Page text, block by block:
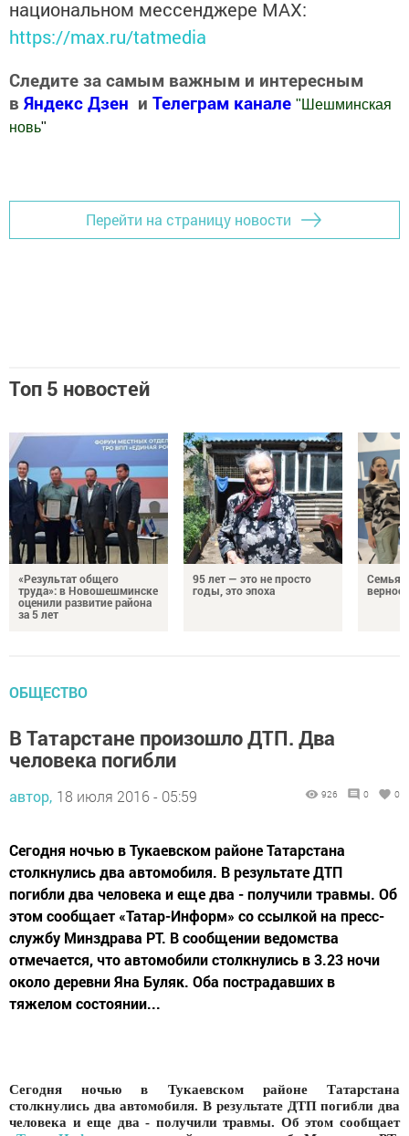
национальном мессенджере MАХ:
https://max.ru/tatmedia
Следите за самым важным и интересным
в Яндекс Дзен и Телеграм канале " Шешминская
новь"
Перейти на страницу новости
Топ 5 новостей
«Результат общего
труда»: в Новошешминске
оценили развитие района
за 5 лет
95 лет — это не просто
годы, это эпоха
Семья
ОБЩЕСТВО
В Татарстане произошло ДТП. Два
человека погибли
автор, 18 июля 2016 - 05:59 926 0 0
Сегодня ночью в Тукаевском районе Татарстана
столкнулись два автомобиля. В результате ДТП
погибли два человека и еще два - получили травмы. Об
этом сообщает «Татар-Информ» со ссылкой на пресс-
службу Минздрава РТ. В сообщении ведомства
отмечается, что автомобили столкнулись в 3.23 ночи
около деревни Яна Буляк. Оба пострадавших в
тяжелом состоянии...
Сегодня ночью в Тукаевском районе Татарстана
столкнулись два автомобиля. В результате ДТП погибли два
человека и еще два - получили травмы. Об этом сообщает